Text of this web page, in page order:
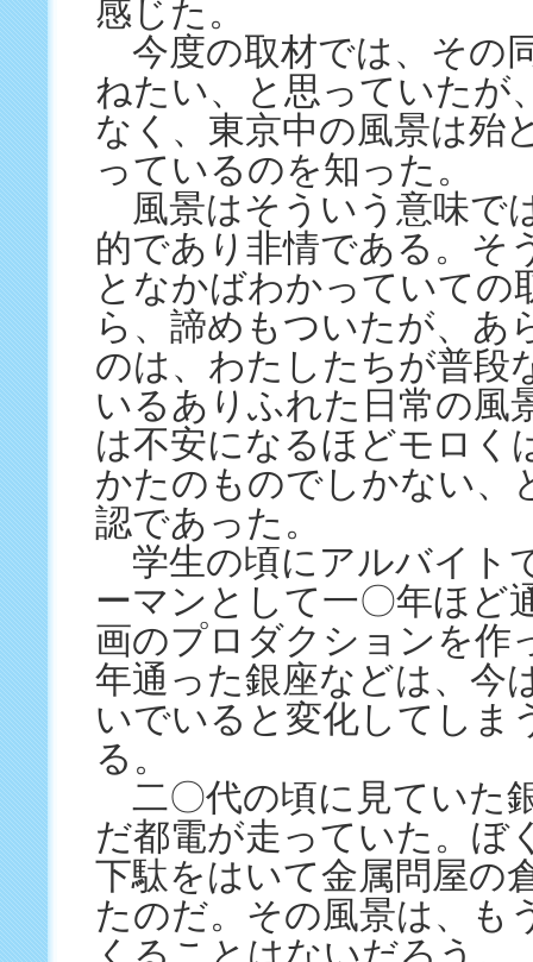
感じた。
今度の取材では、その
ねたい、と思っていたが
なく、東京中の風景は殆
っているのを知った。
風景はそういう意味で
的であり非情である。そ
となかばわかっていての
ら、諦めもついたが、あ
のは、わたしたちが普段
いるありふれた日常の風
は不安になるほどモロく
かたのものでしかない、
認であった。
学生の頃にアルバイト
ーマンとして一〇年ほど
画のプロダクションを作
年通った銀座などは、今
いでいると変化してしま
る。
二〇代の頃に見ていた
だ都電が走っていた。ぼ
下駄をはいて金属問屋の
たのだ。その風景は、も